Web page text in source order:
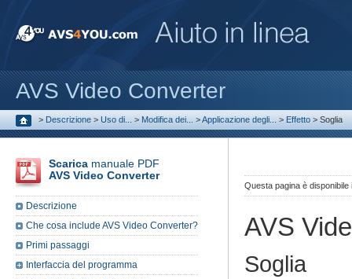
AVS Video Converter
> Descrizione > Uso di... > Modifica dei... >Applicazione degli... > Effetto > Soglia
Questa pagina è
AVS
Soglia
Scarica manuale PDF
AVS Video Converter
Descrizione
Che cosa include AVS Video Converter?
Primi passaggi
Interfaccia del programma